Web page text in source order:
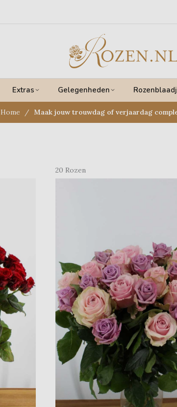
Extras Gelegenheden
Home Maak jouw trouwdag of verjaardag
20 Rozen